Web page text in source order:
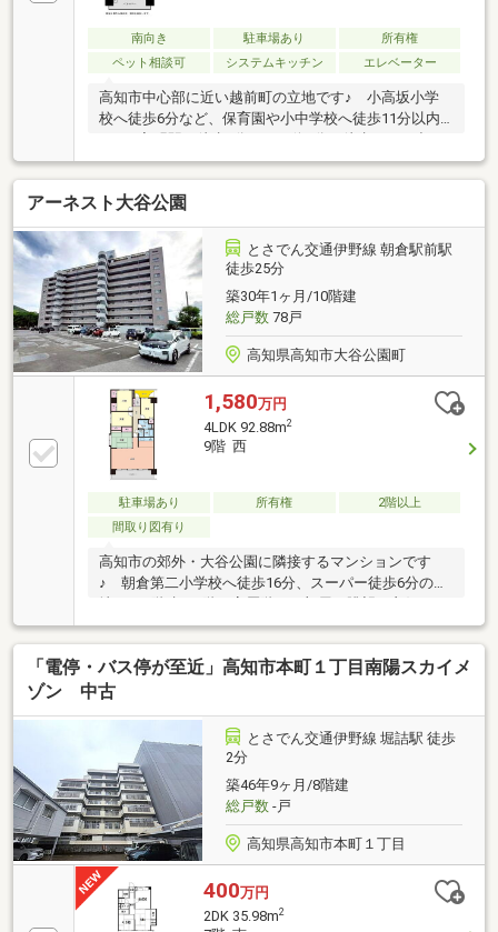
南向き 駐車場あり
所有権
ペット相談可
システムキッチン エレベーター
高知市中心部に近い越前町の立地です♪ 小高坂小学
校へ徒歩6分など、保育園や小中学校へ徒歩11分以内
♪ JR入明駅へ徒歩9分、バス停6分と徒歩でのお出か
けにも便利♪ 2階・3LDKのお部屋は、南向きバルコニ
ーで日当たり良好♪
アーネスト大谷公園
とさでん交通伊野線 朝倉駅前駅
徒歩25分
築30年1ヶ月/10階建
総戸数78戸
高知県高知市大谷公園町
1,580万円
4LDK 92.88m2
9階 西
駐車場あり 所有権
2階以上
間取り図有り
高知市の郊外・大谷公園に隣接するマンションです
♪ 朝倉第二小学校へ徒歩16分、スーパー徒歩6分の立
セカンドハウスとして利用されているため使用感少な
くきれいな室内となっています♪ 部屋数の多い4LDK
の間取り♪ 大谷公園へ徒歩2分ですので、小さなお子
さまの遊び場や日々のジョギングなどにも便利な立地
「電停・バス停が至近」高知市本町１丁目南陽スカイメ
ゾン 中古
とさでん交通伊野線 堀詰駅 徒歩
2分
築46年9ヶ月/8階建
総戸数-戸
高知県高知市本町１丁目
400万円
2DK 35.98m2